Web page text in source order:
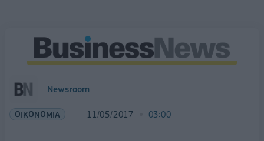
Newsroom
ΟΙΚΟΝΟΜΙΑ 11/05/2017 03:00